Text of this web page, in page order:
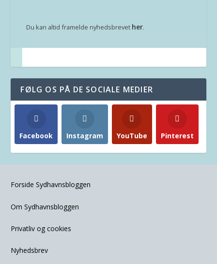
Du kan altid framelde nyhedsbrevet her.
FØLG OS PÅ DE SOCIALE MEDIER
Facebook Instagram YouTube Pinterest
Forside Sydhavnsbloggen
Om Sydhavnsbloggen
Privatliv og cookies
Nyhedsbrev